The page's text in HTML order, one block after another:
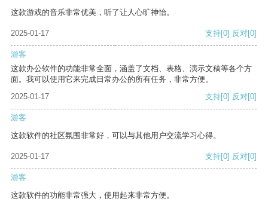
这款游戏的音乐非常优美，听了让人心旷神怡。
2025-01-17 支持[0] 反对[0]
游客
这款办公软件的功能非常全面，涵盖了文档、表格、演示文稿等各个方
面。我可以使用它来完成日常办公的所有任务，非常方便。
2025-01-17
支持[0] 反对[0]
游客
这款软件的社区氛围非常好，可以与其他用户交流学习心得。
2025-01-17 支持[0] 反对[0]
游客
这款软件的功能非常强大，使用起来非常方便。